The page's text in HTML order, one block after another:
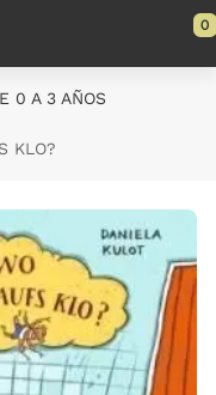
0
0 A 3 AÑOS
KLO?